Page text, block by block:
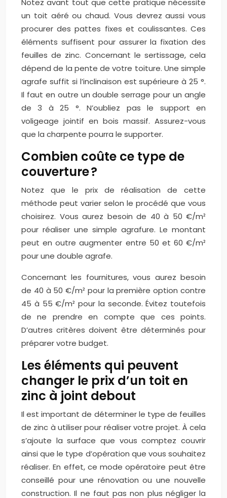
Notez avant tout que cette pratique nécessite
un toit aéré ou chaud. Vous devrez aussi vous
procurer des pattes fixes et coulissantes. Ces
éléments suffisent pour assurer la fixation des
feuilles de zinc. Concernant le sertissage, cela
dépend de la pente de votre toiture. Une simple
agrafe suffit si l’inclinaison est supérieure à 25 °.
Il faut en outre un double serrage pour un angle
de 3 à 25 °. N’oubliez pas le support en
voligeage jointif en bois massif. Assurez-vous
que la charpente pourra le supporter.
Combien coûte ce type de
couverture ?
Notez que le prix de réalisation de cette
méthode peut varier selon le procédé que vous
choisirez. Vous aurez besoin de 40 à 50 €/m²
pour réaliser une simple agrafure. Le montant
peut en outre augmenter entre 50 et 60 €/m²
pour une double agrafe.
Concernant les fournitures, vous aurez besoin
de 40 à 50 €/m² pour la première option contre
45 à 55 €/m² pour la seconde. Évitez toutefois
de ne prendre en compte que ces points.
D’autres critères doivent être déterminés pour
préparer votre budget.
Les éléments qui peuvent
changer le prix d’un toit en
zinc à joint debout
Il est important de déterminer le type de feuilles
de zinc à utiliser pour réaliser votre projet. À cela
s’ajoute la surface que vous comptez couvrir
ainsi que le type d’opération que vous souhaitez
réaliser. En effet, ce mode opératoire peut être
conseillé pour une rénovation ou une nouvelle
construction. Il ne faut pas non plus négliger la